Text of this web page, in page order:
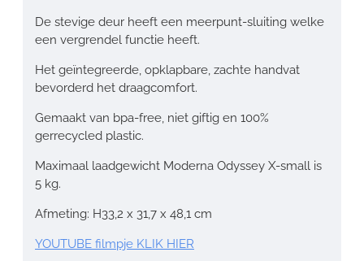
De stevige deur heeft een meerpunt-sluiting welke
een vergrendel functie heeft.
Het geïntegreerde, opklapbare, zachte handvat
bevorderd het draagcomfort.
Gemaakt van bpa-free, niet giftig en 100%
gerrecycled plastic.
Maximaal laadgewicht Moderna Odyssey X-small is
5 kg.
Afmeting: H33,2 x 31,7 x 48,1 cm
YOUTUBE filmpje KLIK HIER